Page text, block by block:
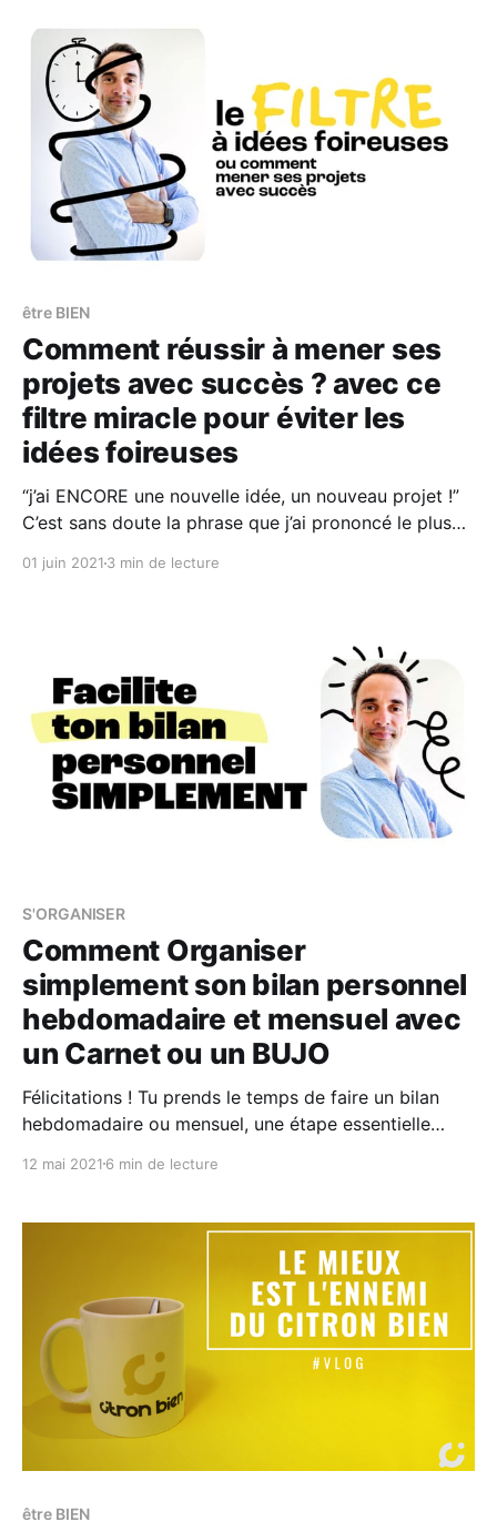
les entrepreneurs de demain s’
être BIEN
Comment réussir à mener ses
projets avec succès ? avec ce
filtre miracle pour éviter les
idées foireuses
“j’ai ENCORE une nouvelle idée, un nouveau projet !”
C’est sans doute la phrase que j’ai prononcé le plus
une Agence de Communication). Mon problème, ce
01 juin 2021 3 min de lecture
S'ORGANISER
Comment Organiser
simplement son bilan personnel
hebdomadaire et mensuel avec
un Carnet ou un BUJO
Félicitations ! Tu prends le temps de faire un bilan
hebdomadaire ou mensuel, une étape essentielle
ou artiste. Je pilote plusieurs projets en parallèle
mes podcasts, mes livres...) et il est crucial de savoir
12 mai 2021 6 min de lecture
être BIEN